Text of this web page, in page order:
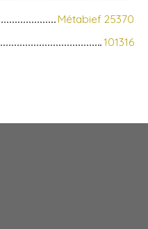
Métabief 25370
101316